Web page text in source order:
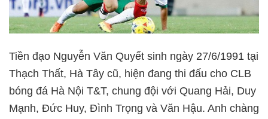
Tiền đạo Nguyễn Văn Quyết sinh ngày 27/6/1991 tại
Thạch Thất, Hà Tây cũ, hiện đang thi đấu cho CLB
bóng đá Hà Nội T&T, chung đội với Quang Hải, Duy
Mạnh, Đức Huy, Đình Trọng và Văn Hậu. Anh chàng